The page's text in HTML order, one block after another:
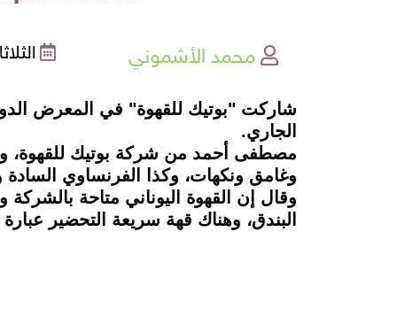
محمد الأشموني الثلاثاء , 06-
الجاري.
مصطفى أحمد من شركة بوتيك للقهوة،
وغامق ونكهات، وكذا الفرنساوي السادة
وقال إن القهوة اليوناني متاحة بالشركة
البندق، وهناك قهة سريعة التحضير